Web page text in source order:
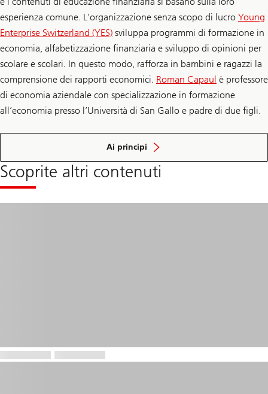
esperienza comune. L’organizzazione senza scopo di lucro Young
Enterprise Switzerland (YES) sviluppa programmi di formazione in
economia, alfabetizzazione finanziaria e sviluppo di opinioni per
scolare e scolari. In questo modo, rafforza in bambini e ragazzi la
comprensione dei rapporti economici. Roman Capaul è professore
di economia aziendale con specializzazione in formazione
all’economia presso l’Università di San Gallo e padre di due figli.
Ai principi
dell'
Scoprite altri contenuti